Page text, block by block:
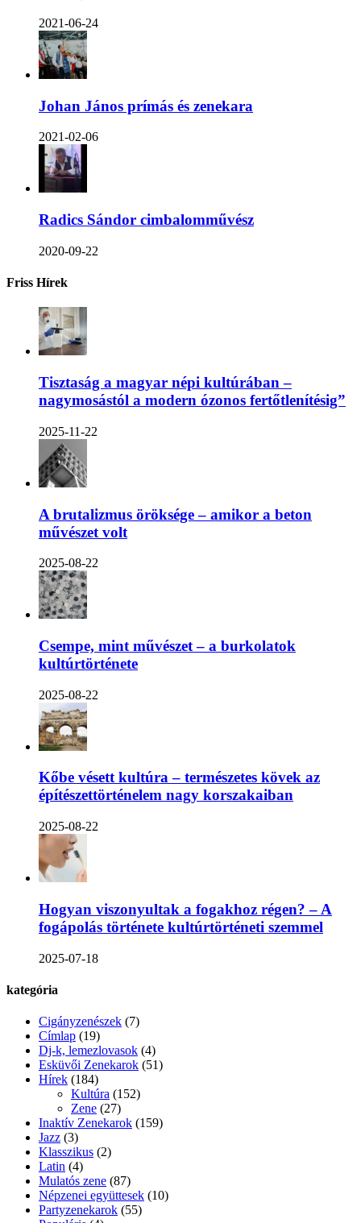
2021-06-24
Johan János prímás és zenekara
2021-02-06
Radics Sándor cimbalomművész
2020-09-22
Friss Hírek
Tisztaság a magyar népi kultúrában –
nagymosástól a modern ózonos fertőtlenítésig”
2025-11-22
A brutalizmus öröksége – amikor a beton
művészet volt
2025-08-22
Csempe, mint művészet – a burkolatok
kultúrtörténete
2025-08-22
Kőbe vésett kultúra – természetes kövek az
építészettörténelem nagy korszakaiban
2025-08-22
Hogyan viszonyultak a fogakhoz régen? – A
fogápolás története kultúrtörténeti szemmel
2025-07-18
kategória
Cigányzenészek (7)
Címlap (19)
Dj-k, lemezlovasok (4)
Esküvői Zenekarok (51)
Hírek (184)
Kultúra (152)
Zene (27)
Inaktív Zenekarok (159)
Jazz (3)
Klasszikus (2)
Latin (4)
Mulatós zene (87)
Népzenei együttesek (10)
Partyzenekarok (55)